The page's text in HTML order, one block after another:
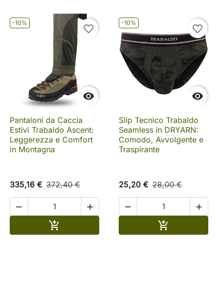
-10%

favorite_border
Pantaloni da Caccia
Estivi Trabaldo Ascent:
Leggerezza e Comfort
in Montagna
335,16 € 372,40 €
 

-10%

favorite_border
Slip Tecnico Trabaldo
Seamless in DRYARN:
Comodo, Avvolgente e
Traspirante
25,20 € 28,00 €
 
